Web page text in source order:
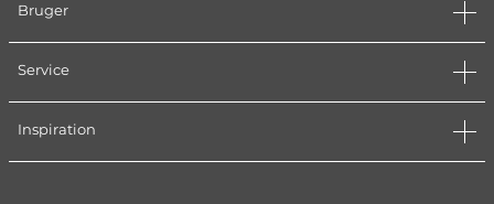
Bruger
Service
Inspiration